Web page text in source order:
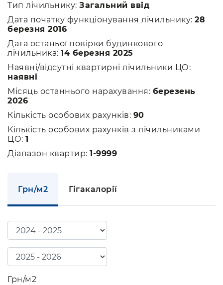
Тип лічильнику: Загальний ввід
Дата початку функціонування лічильнику: 28
березня 2016
Дата останьої повірки будинкового
лічильника: 14 березня 2025
Наявні/відсутні квартирні лічильники ЦО:
наявні
Місяць останнього нарахування: березень
2026
Кількість особових рахунків: 90
Кількість особових рахунків з лічильниками
ЦО: 1
Діапазон квартир: 1-9999
Грн/м2 Гігакалорії
Грн/м2